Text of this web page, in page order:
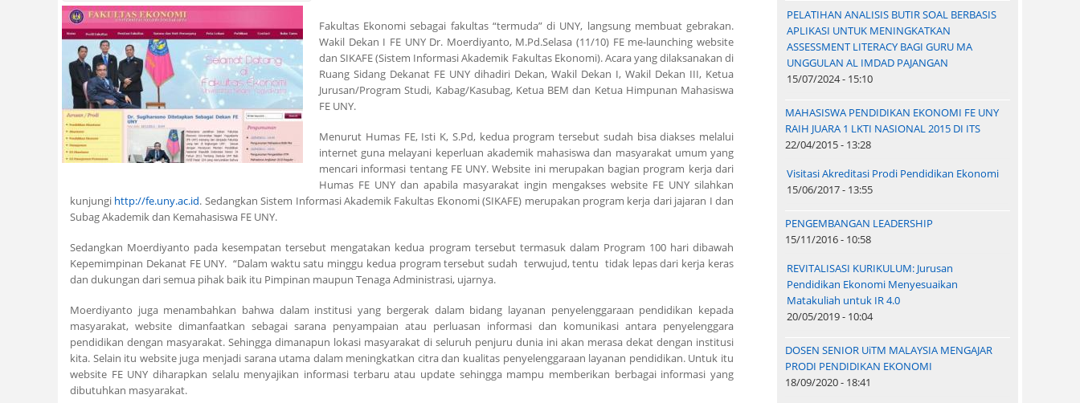
Fakultas Ekonomi sebagai fakultas “termuda” di UNY, langsung membuat gebrakan.
Wakil Dekan I FE UNY Dr. Moerdiyanto, M.Pd.Selasa (11/10) FE me-launching website
dan SIKAFE (Sistem Informasi Akademik Fakultas Ekonomi). Acara yang dilaksanakan di
Ruang Sidang Dekanat FE UNY dihadiri Dekan, Wakil Dekan I, Wakil Dekan III, Ketua
Jurusan/Program Studi, Kabag/Kasubag, Ketua BEM dan Ketua Himpunan Mahasiswa
FE UNY.
Menurut Humas FE, Isti K, S.Pd, kedua program tersebut sudah bisa diakses melalui
internet guna melayani keperluan akademik mahasiswa dan masyarakat umum yang
mencari informasi tentang FE UNY. Website ini merupakan bagian program kerja dari
Humas FE UNY dan apabila masyarakat ingin mengakses website FE UNY silahkan
kunjungi http://fe.uny.ac.id. Sedangkan Sistem Informasi Akademik Fakultas Ekonomi (SIKAFE) merupakan program kerja dari jajaran I dan
Subag Akademik dan Kemahasiswa FE UNY.
Sedangkan Moerdiyanto pada kesempatan tersebut mengatakan kedua program tersebut termasuk dalam Program 100 hari dibawah
Kepemimpinan Dekanat FE UNY. “Dalam waktu satu minggu kedua program tersebut sudah terwujud, tentu tidak lepas dari kerja keras
dan dukungan dari semua pihak baik itu Pimpinan maupun Tenaga Administrasi, ujarnya.
Moerdiyanto juga menambahkan bahwa dalam institusi yang bergerak dalam bidang layanan penyelenggaraan pendidikan kepada
masyarakat, website dimanfaatkan sebagai sarana penyampaian atau perluasan informasi dan komunikasi antara penyelenggara
pendidikan dengan masyarakat. Sehingga dimanapun lokasi masyarakat di seluruh penjuru dunia ini akan merasa dekat dengan institusi
kita. Selain itu website juga menjadi sarana utama dalam meningkatkan citra dan kualitas penyelenggaraan layanan pendidikan. Untuk itu
website FE UNY diharapkan selalu menyajikan informasi terbaru atau update sehingga mampu memberikan berbagai informasi yang
dibutuhkan masyarakat.
PELATIHAN ANALISIS BUTIR SOAL BERBASIS
APLIKASI UNTUK MENINGKATKAN
ASSESSMENT LITERACY BAGI GURU MA
UNGGULAN AL IMDAD PAJANGAN
15/07/2024 - 15:10
MAHASISWA PENDIDIKAN EKONOMI FE UNY
RAIH JUARA 1 LKTI NASIONAL 2015 DI ITS
22/04/2015 - 13:28
Visitasi Akreditasi Prodi Pendidikan Ekonomi
15/06/2017 - 13:55
PENGEMBANGAN LEADERSHIP
15/11/2016 - 10:58
REVITALISASI KURIKULUM: Jurusan
Pendidikan Ekonomi Menyesuaikan
Matakuliah untuk IR 4.0
20/05/2019 - 10:04
DOSEN SENIOR UiTM MALAYSIA MENGAJAR
PRODI PENDIDIKAN EKONOMI
18/09/2020 - 18:41